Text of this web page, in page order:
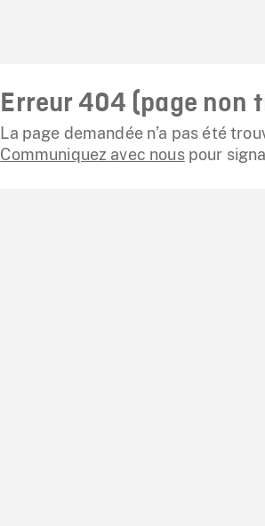
Erreur 404 (page non
La page demandée n’a pas été
Communiquez avec nouspour